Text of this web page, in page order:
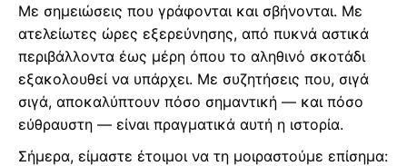
Με σημειώσεις που γράφονται και σβήνονται. Με
ατελείωτες ώρες εξερεύνησης, από πυκνά αστικά
περιβάλλοντα έως μέρη όπου το αληθινό σκοτάδι
εξακολουθεί να υπάρχει. Με συζητήσεις που, σιγά
σιγά, αποκαλύπτουν πόσο σημαντική — και πόσο
εύθραυστη — είναι πραγματικά αυτή η ιστορία.
Σήμερα, είμαστε έτοιμοι να τη μοιραστούμε επίσημα: